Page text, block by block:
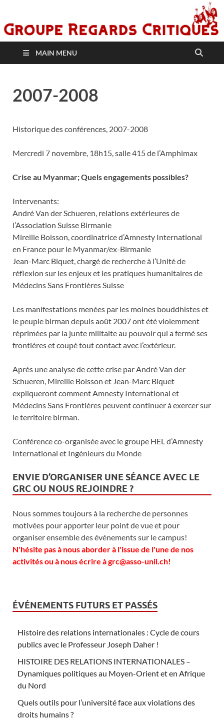
MAIN MENU
2007-2008
Historique des conférences, 2007-2008
Mercredi 7 novembre, 18h15, salle 415 de l’Amphimax
Crise au Myanmar; Quels engagements possibles?
Intervenants:
André Van der Schueren, relations extérieures de
l’Association Suisse Birmanie
Mireille Boisson, coordinatrice d’Amnesty International
en France pour le Myanmar/ex-Birmanie
Jean-Marc Biquet, chargé de recherche à l’Unité de
réflexion sur les enjeux et les pratiques humanitaires de
Médecins Sans Frontières Suisse
Les manifestations menées par les moines bouddhistes et
le peuple birman depuis août 2007 ont été violemment
réprimées par la junte militaite au pouvoir qui a fermé ses
frontières et coupé tout contact avec l’extérieur.
Après une analyse de cette crise par André Van der
Schueren, Mireille Boisson et Jean-Marc Biquet
expliqueront comment Amnesty International et
Médecins Sans Frontières peuvent continuer à exercer sur
le territoire birman.
Conférence co-organisée avec le groupe HEL d’Amnesty
International et Ingénieurs du Monde
ENVIE D’ORGANISER UNE SÉANCE AVEC LE
GRC OU NOUS REJOINDRE ?
Nous sommes toujours à la recherche de personnes
motivées pour apporter leur point de vue et pour
organiser ensemble des événements sur le campus!
N'hésite pas à nous aborder à l'issue de l'une de nos
activités ou à nous écrire à grc@asso-unil.ch!
ÉVÉNEMENTS FUTURS ET PASSÉS
Histoire des relations internationales : Cycle de cours
publics avec le Professeur Joseph Daher !
HISTOIRE DES RELATIONS INTERNATIONALES –
Dynamiques politiques au Moyen-Orient et en Afrique
du Nord
Quels outils pour l’université face aux violations des
droits humains ?